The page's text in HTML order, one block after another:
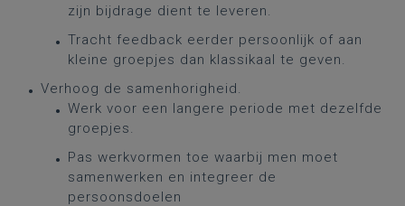
zijn bijdrage dient te leveren.
Tracht feedback eerder persoonlijk of aan
kleine groepjes dan klassikaal te geven.
Verhoog de samenhorigheid.
Werk voor een langere periode met dezelfde
groepjes.
Pas werkvormen toe waarbij men moet
samenwerken en integreer de
persoonsdoelen